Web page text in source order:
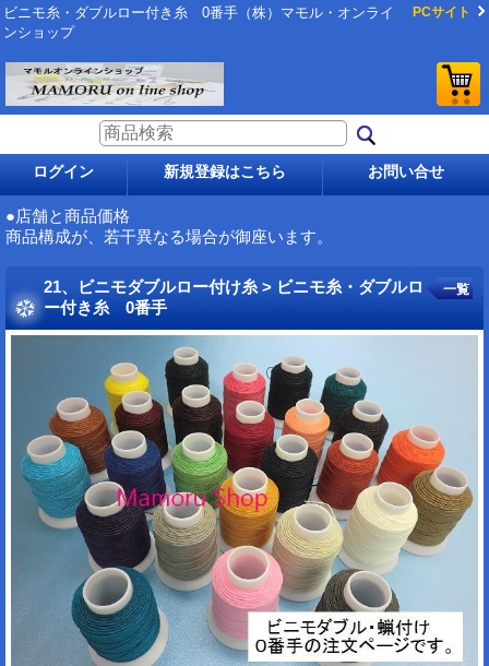
ビニモ糸・ダブルロー付き糸 0番手（株）マモル・オンライ
ンショップ
PCサイト
ログイン 新規登録はこちら お問い合せ
●店舗と商品価格
商品構成が、若干異なる場合が御座います。
21、ビニモダブルロー付け糸 > ビニモ糸・ダブルロ
ー付き糸 0番手
一覧